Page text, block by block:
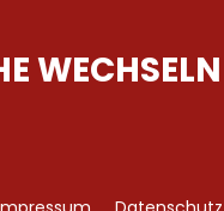
WECHSELN